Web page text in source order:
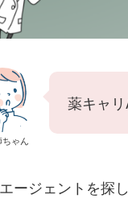
ゃん
薬キャ
ージェントを探